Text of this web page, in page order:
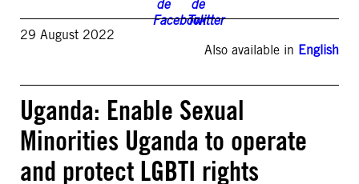
29 August 2022
Also available in English
Uganda: Enable Sexual
Minorities Uganda to operate
and protect LGBTI rights